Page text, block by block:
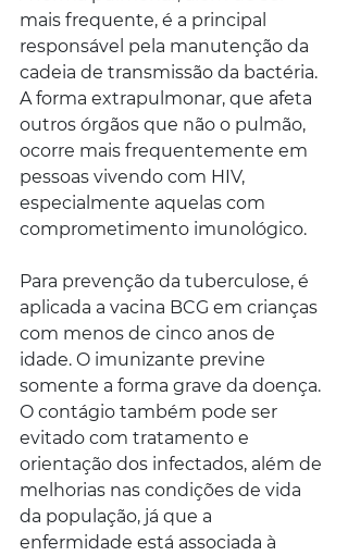
mais frequente, é a principal
responsável pela manutenção da
cadeia de transmissão da bactéria.
A forma extrapulmonar, que afeta
outros órgãos que não o pulmão,
ocorre mais frequentemente em
pessoas vivendo com HIV,
especialmente aquelas com
comprometimento imunológico.
Para prevenção da tuberculose, é
aplicada a vacina BCG em crianças
com menos de cinco anos de
idade. O imunizante previne
somente a forma grave da doença.
O contágio também pode ser
evitado com tratamento e
orientação dos infectados, além de
melhorias nas condições de vida
da população, já que a
enfermidade está associada à